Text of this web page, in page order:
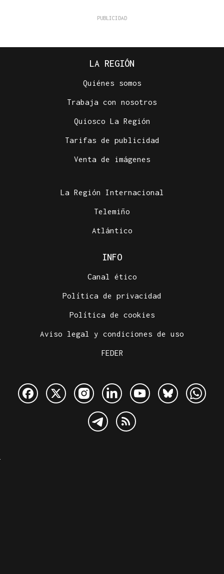
LA REGIÓN
Quiénes somos
Trabaja con nosotros
Quiosco La Región
Tarifas de publicidad
Venta de imágenes
La Región Internacional
Telemiño
Atlántico
INFO
Canal ético
Política de privacidad
Política de cookies
Aviso legal y condiciones de uso
FEDER